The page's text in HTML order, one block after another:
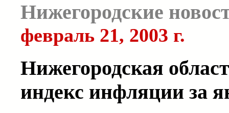
Нижегородские
февраль 21, 2003 г.
Нижегородская
индекс инфляции за